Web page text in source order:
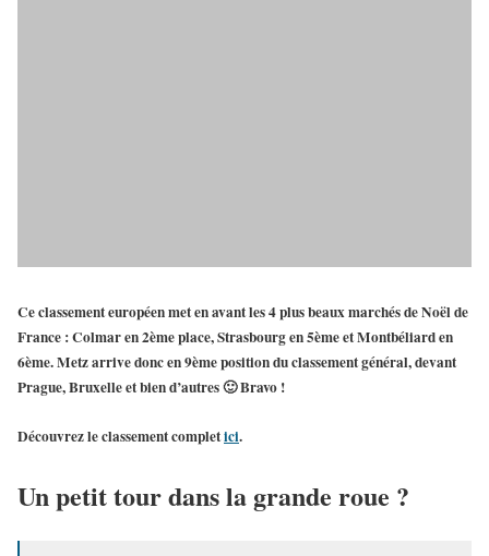
Ceclassement européenmet en avant les 4 plus beaux marchés de Noël de
France :Colmaren 2ème place,Strasbourgen 5ème etMontbéliarden
6ème.Metzarrive donc en 9ème position du classement général, devant
Prague, Bruxelle et bien d’autres 🙂 Bravo !
Découvrez leclassement completici.
Un petit tour dans la grande roue ?